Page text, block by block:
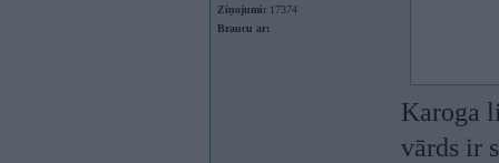
Ziņojumi: 17374
Braucu ar:
Karoga
vārds ir